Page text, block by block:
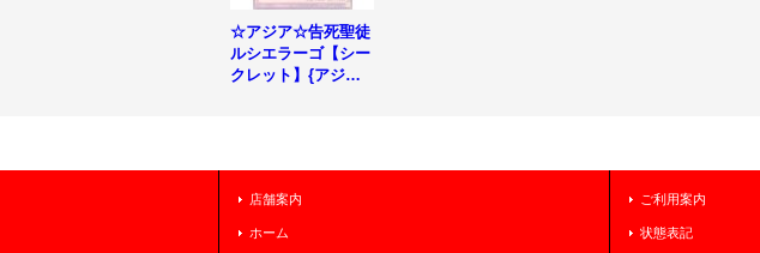
☆アジア☆告死聖徒
ルシエラーゴ【シー
クレット】{アジアR
店舗案内
ホーム
ご利用案内
状態表記